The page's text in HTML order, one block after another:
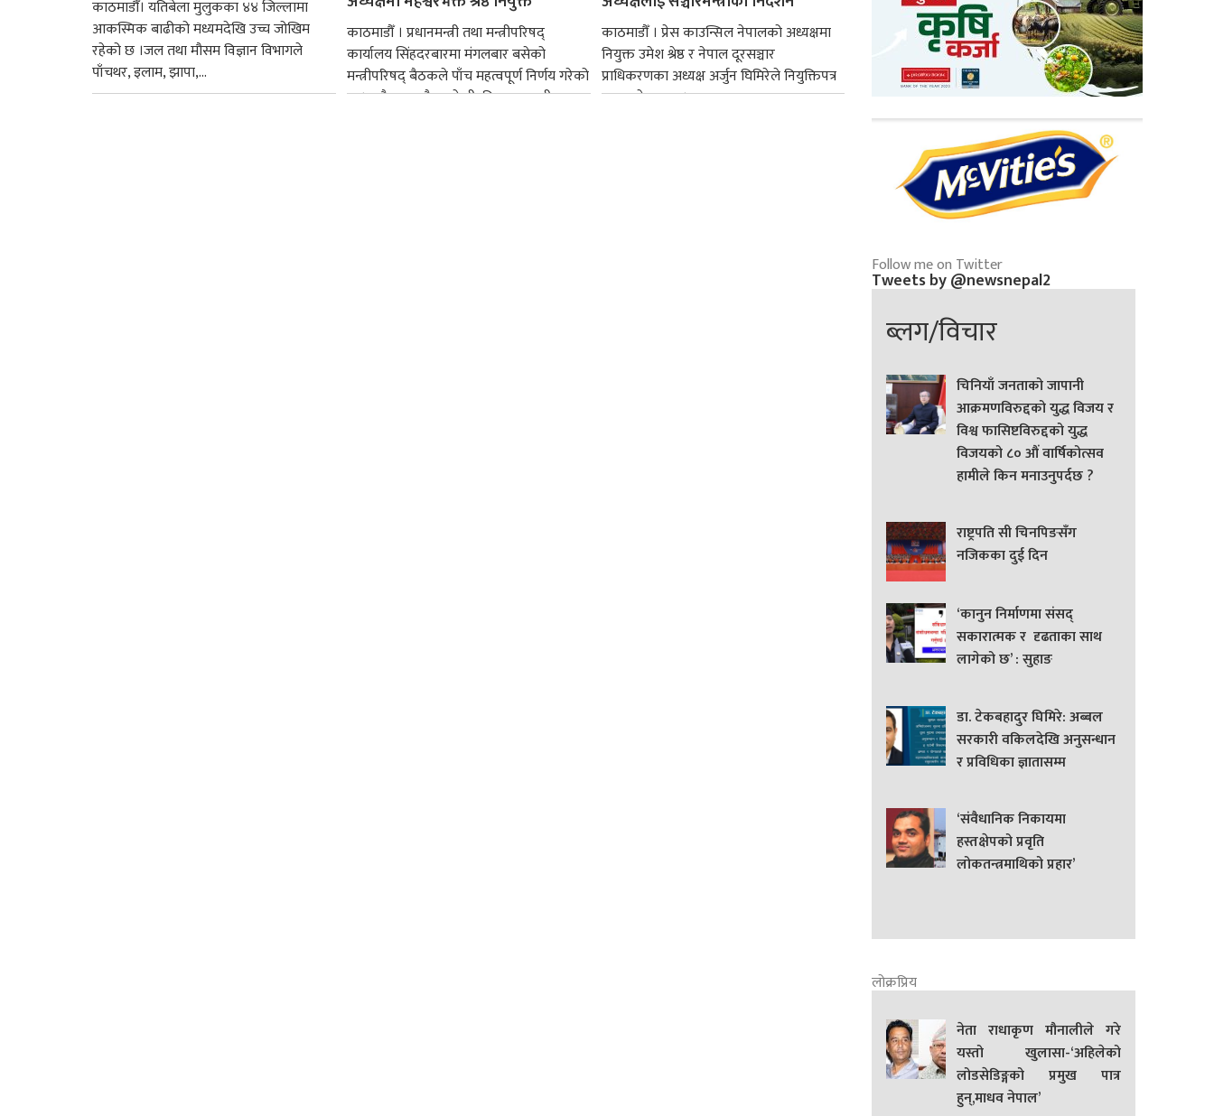
काठमाडौँ। यतिबेला मुलुकका ४४ जिल्लामा
आकस्मिक बाढीको मध्यमदेखि उच्च जोखिम
रहेको छ ।जल तथा मौसम विज्ञान विभागले
पाँचथर, इलाम, झापा,...
काठमाडौँ । प्रधानमन्त्री तथा मन्त्रीपरिषद्
कार्यालय सिंहदरबारमा मंगलबार बसेको
मन्त्रीपरिषद् बैठकले पाँच महत्वपूर्ण निर्णय गरेको
छ । यसैक्रममा बैडकले बीउबिजनसम्बन्धी...
काठमाडौँ । प्रेस काउन्सिल नेपालको अध्यक्षमा
नियुक्त उमेश श्रेष्ठ र नेपाल दूरसञ्चार
प्राधिकरणका अध्यक्ष अर्जुन घिमिरेले नियुक्तिपत्र
ग्रहण गरेका छन्।...
Follow me on Twitter
Tweets by @newsnepal2
ब्लग/विचार
चिनियाँ जनताको जापानी
आक्रमणविरुद्दको युद्ध विजय र
विश्व फासिष्टविरुद्दको युद्ध
विजयको ८० औं वार्षिकोत्सव
हामीले किन मनाउनुपर्दछ ?
राष्ट्रपति सी चिनपिङसँग
नजिकका दुई दिन
‘कानुन निर्माणमा संसद्
सकारात्मक र दृढताका साथ
लागेको छ’ : सुहाङ
डा. टेकबहादुर घिमिरे: अब्बल
सरकारी वकिलदेखि अनुसन्धान
र प्रविधिका ज्ञातासम्म
‘संवैधानिक निकायमा
हस्तक्षेपको प्रवृति
लोकतन्त्रमाथिको प्रहार’
लोक्रप्रिय
नेता राधाकृण मौनालीले गरे
यस्तो खुलासा-‘अहिलेको
लोडसेडिङ्गको प्रमुख पात्र
हुन्,माधव नेपाल’